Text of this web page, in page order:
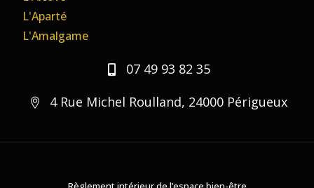
L'Aparté
L'Amalgame
07 49 93 82 35
4 Rue Michel Roulland, 24000 Périgueux